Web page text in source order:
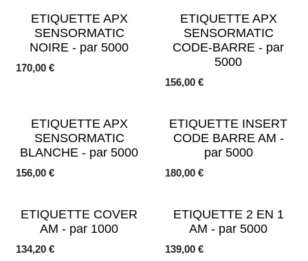
ETIQUETTE APX
SENSORMATIC
NOIRE - par 5000
170,00 €
ETIQUETTE APX
SENSORMATIC
CODE-BARRE - par
5000
156,00€
ETIQUETTE APX
SENSORMATIC
BLANCHE - par 5000
156,00 €
ETIQUETTE INSERT
CODE BARRE AM -
par 5000
180,00€
ETIQUETTE COVER
AM - par 1000
134,20 €
ETIQUETTE 2 EN 1
AM - par 5000
139,00€